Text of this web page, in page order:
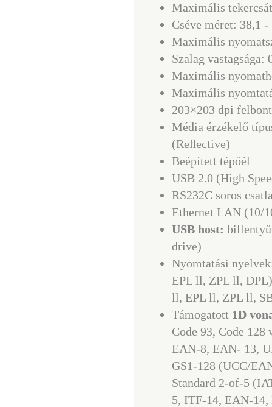
Maximális
Cséve méret: 38,1
Maximális
Szalag
Maximális
Maximális
203×203 dpi
Média érzékelő
(Reﬂective)
Beépített tépőél
USB 2.0 (High
RS232C soros
Ethernet LAN (10/
USB host:
drive)
Nyomtatási
EPL ll, ZPL ll,
ll, EPL ll, ZPL ll,
Támogatott 1D
Code 93, Code
EAN-8, EAN- 13,
GS1-128 (UCC/
Standard 2-of-5
5, ITF-14, EAN-14,